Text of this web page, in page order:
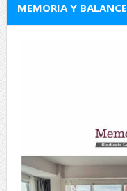
MEMORIA Y BALANCE